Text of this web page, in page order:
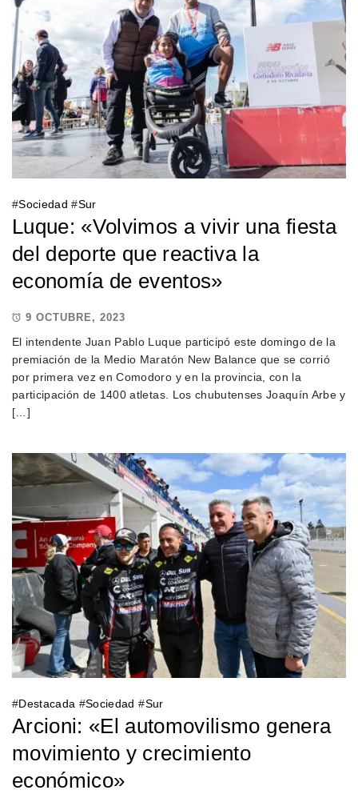
#Sociedad #Sur
Luque: «Volvimos a vivir una fiesta
del deporte que reactiva la
economía de eventos»
9 OCTUBRE, 2023
El intendente Juan Pablo Luque participó este domingo de la
premiación de la Medio Maratón New Balance que se corrió
por primera vez en Comodoro y en la provincia, con la
participación de 1400 atletas. Los chubutenses Joaquín Arbe y
[…]
#Destacada #Sociedad #Sur
Arcioni: «El automovilismo genera
movimiento y crecimiento
económico»